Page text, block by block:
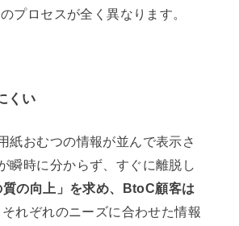
プロセスが全く異なります。
くい
紙おむつの情報が並んで表示さ
瞬時に分からず、すぐに離脱し
の向上」を求め、BtoC顧客は
それぞれのニーズに合わせた情報